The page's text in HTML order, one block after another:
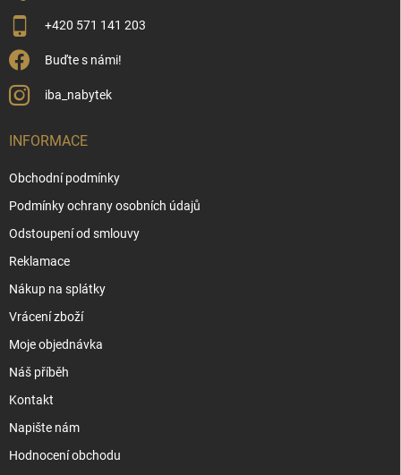
+420 571 141 203
Buďte s námi!
iba_nabytek
INFORMACE
Obchodní podmínky
Podmínky ochrany osobních údajů
Odstoupení od smlouvy
Reklamace
Nákup na splátky
Vrácení zboží
Moje objednávka
Náš příběh
Kontakt
Napište nám
Hodnocení obchodu